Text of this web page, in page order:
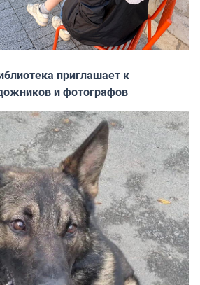
приглашает к
и фотографов